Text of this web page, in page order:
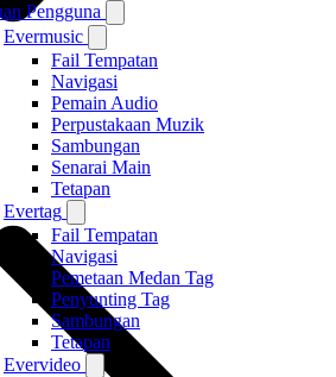
Pengguna
Evermusic
Fail Tempatan
Navigasi
Pemain Audio
Perpustakaan Muzik
Sambungan
Senarai Main
Tetapan
Evertag
Fail Tempatan
Navigasi
Pemetaan Medan Tag
Penyunting Tag
Sambungan
Tetapan
Evervideo